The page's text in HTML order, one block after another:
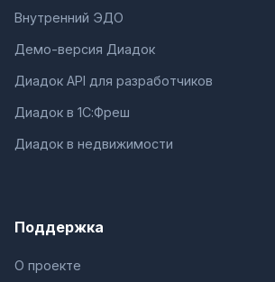
Внутренний ЭДО
Демо-версия Диадок
Диадок API для разработчиков
Диадок в 1С:Фреш
Диадок в недвижимости
Поддержка
О проекте